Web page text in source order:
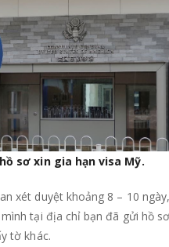
sơ xin gia hạn visa Mỹ.
xét duyệt khoảng 8 – 10
tại địa chỉ bạn đã gửi hồ
tờ khác.